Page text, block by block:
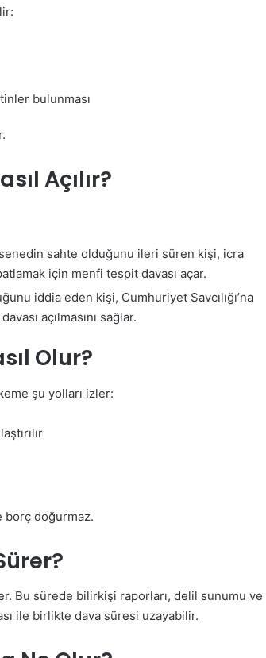
bulunması
Açılır?
sahte olduğunu ileri süren kişi, icra
için menfi tespit davası açar.
iddia eden kişi, Cumhuriyet Savcılığı’na
açılmasını sağlar.
Olur?
şu yolları izler:
borç doğurmaz.
Bu sürede bilirkişi raporları, delil sunumu ve
ile birlikte dava süresi uzayabilir.